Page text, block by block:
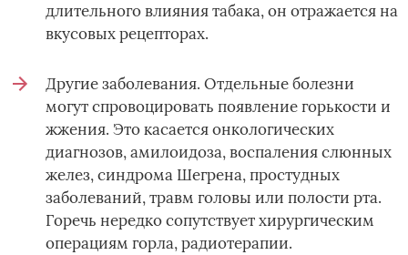
длительного влияния табака, он отражается на
вкусовых рецепторах.
Другие заболевания. Отдельные болезни
могут спровоцировать появление горькости и
жжения. Это касается онкологических
диагнозов, амилоидоза, воспаления слюнных
желез, синдрома Шегрена, простудных
заболеваний, травм головы или полости рта.
Горечь нередко сопутствует хирургическим
операциям горла, радиотерапии.